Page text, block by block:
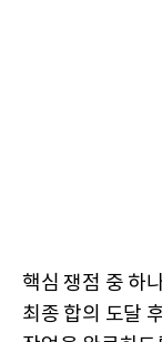
핵심 쟁점 중 하
최종 합의 도달